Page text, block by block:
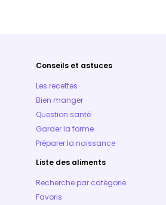
Conseils et astuces
Les recettes
Bien manger
Question santé
Garder la forme
Préparer la naissance
Liste des aliments
Recherche par catégorie
Favoris